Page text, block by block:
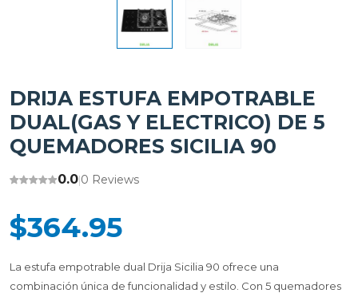
DRIJA ESTUFA EMPOTRABLE
DUAL(GAS Y ELECTRICO) DE 5
QUEMADORES SICILIA 90
0.0|0 Reviews
$364.95
La estufa empotrable dual Drija Sicilia 90 ofrece una
combinación única de funcionalidad y estilo. Con 5 quemadores